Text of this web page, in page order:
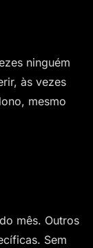
ninguém
às vezes
mesmo
mês. Outros
Sem